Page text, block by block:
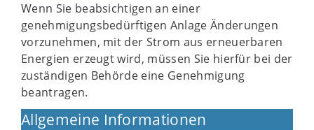
Wenn Sie beabsichtigen an einer
genehmigungsbedürftigen Anlage Änderungen
vorzunehmen, mit der Strom aus erneuerbaren
Energien erzeugt wird, müssen Sie hierfür bei der
zuständigen Behörde eine Genehmigung
beantragen.
Allgemeine Informationen